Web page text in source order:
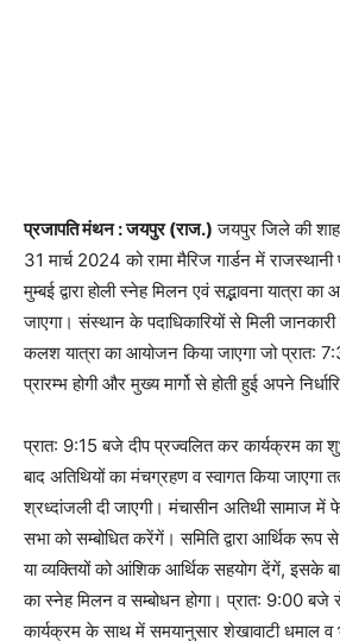
प्रजापति मंथन : जयपुर (राज.) जयपुर जिले की
31 मार्च 2024 को रामा मैरिज गार्डन में
मुम्बई द्वारा होली स्नेह मिलन एवं सद्भावना यात्रा
जाएगा। संस्थान के पदाधिकारियों से मिली
कलश यात्रा का आयोजन किया जाएगा जो प्रात:
प्रारम्भ होगी और मुख्य मार्गो से होती हुई अपने
प्रात: 9:15 बजे दीप प्रज्वलित कर कार्यक्रम का
बाद अतिथियों का मंचग्रहण व स्वागत किया जाएगा
श्रध्दांजली दी जाएगी। मंचासीन अतिथी सामाज
सभा को सम्बोधित करेंगें। समिति द्वारा आर्थिक रूप
या व्यक्तियों को आंशिक आर्थिक सहयोग देंगें, इसके
का स्नेह मिलन व सम्बोधन होगा। प्रात: 9:00
कार्यक्रम के साथ में समयानुसार शेखावाटी धमाल